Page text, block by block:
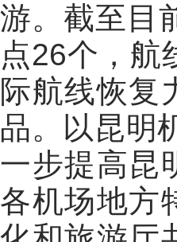
游。截至目
点26个，航
际航线恢复
品。 以昆明
一步提高昆
各机场地方